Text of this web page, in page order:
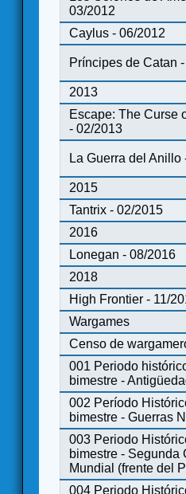
03/2012
Caylus - 06/2012
Príncipes de Catan
2013
Escape: The Curse
- 02/2013
La Guerra del Anillo
2015
Tantrix - 02/2015
2016
Lonegan - 08/2016
2018
High Frontier - 11/
Wargames
Censo de
001 Periodo
bimestre -
002 Período
bimestre - Guerras
003 Periodo
bimestre - Segunda
Mundial (frente del
004 Periodo